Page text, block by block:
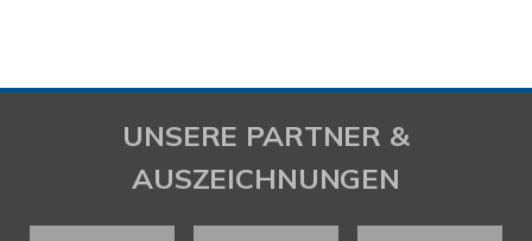
UNSERE PARTNER &
AUSZEICHNUNGEN